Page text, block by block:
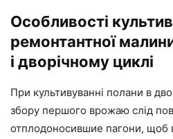
Особливості
ремонтантної
і дворічному циклі
При культивуванні полани в
збору першого врожаю слід
отплодоносившие пагони, щоб